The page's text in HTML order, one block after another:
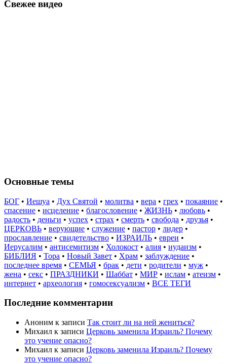
Свежее видео
Основные темы
БОГ • Иешуа • Дух Святой • молитва • вера • грех • покаяние •
спасение • исцеление • благословение • ЖИЗНЬ • любовь •
радость • деньги • успех • страх • смерть • свобода • друзья •
ЦЕРКОВЬ • верующие • служение • пастор • лидер •
прославление • свидетельство • ИЗРАИЛЬ • евреи •
Иерусалим • антисемитизм • Холокост • алия • иудаизм •
БИБЛИЯ • Тора • Новый Завет • Храм • заблуждение •
последнее время • СЕМЬЯ • брак • дети • родители • муж •
жена • секс • ПРАЗДНИКИ • Шаббат • МИР • ислам • атеизм •
интернет • археология • гомосексуализм • ВСЕ ТЕГИ
Последние комментарии
Аноним к записи Так стоит ли на ней жениться?
Михаил к записи Церковь заменила Израиль? Почему
это учение опасно?
Михаил к записи Церковь заменила Израиль? Почему
это учение опасно?